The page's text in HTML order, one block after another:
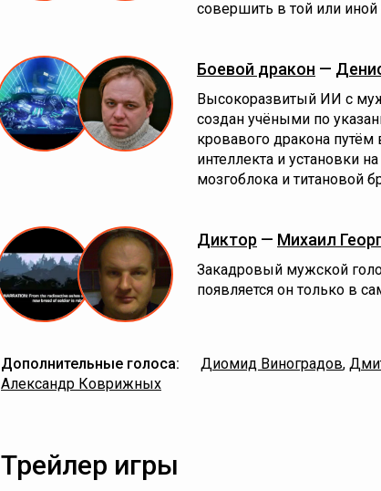
совершить в той или иной
Боевой дракон —
Высокоразвитый ИИ с
создан учёными по
кровавого дракона путём
интеллекта и установки
мозгоблока и титановой
Диктор — Михаил
Закадровый мужской
появляется он только в
Дополнительные голоса: Диомид Виноградов,
Александр Коврижных
Трейлер игры